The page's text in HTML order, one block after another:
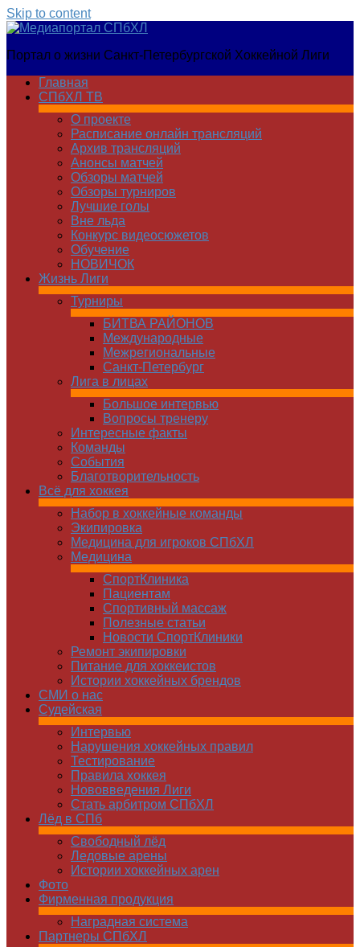
Skip to content
Медиапортал
Портал о жизни Санкт-Петербургской Хоккейной Лиги
Главная
СПбХЛ ТВ
О проекте
Расписание онлайн трансляций
Архив трансляций
Анонсы матчей
Обзоры матчей
Обзоры турниров
Лучшие голы
Вне льда
Конкурс видеосюжетов
Обучение
НОВИЧОК
Жизнь Лиги
Турниры
БИТВА РАЙОНОВ
Международные
Межрегиональные
Санкт-Петербург
Лига в лицах
Большое интервью
Вопросы тренеру
Интересные факты
Команды
Cобытия
Благотворительность
Всё для хоккея
Набор в хоккейные команды
Экипировка
Медицина для игроков СПбХЛ
Медицина
СпортКлиника
Пациентам
Спортивный массаж
Полезные статьи
Новости СпортКлиники
Ремонт экипировки
Питание для хоккеистов
Истории хоккейных брендов
СМИ о нас
Судейская
Интервью
Нарушения хоккейных правил
Тестирование
Правила хоккея
Нововведения Лиги
Стать арбитром СПбХЛ
Лёд в СПб
Свободный лёд
Ледовые арены
Истории хоккейных арен
Фото
Фирменная продукция
Наградная система
Партнеры СПбХЛ